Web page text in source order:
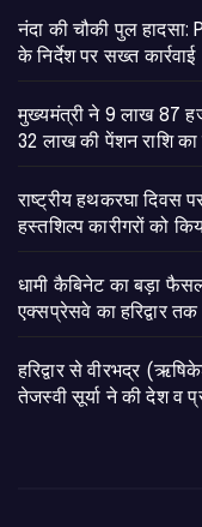
नंदा की चौकी पुल हादसा:
के निर्देश पर सख्त कार्रवाई
मुख्यमंत्री ने 9 लाख 87
32 लाख की पेंशन राशि का
राष्ट्रीय हथकरघा दिवस
हस्तशिल्प कारीगरों को
​धामी कैबिनेट का बड़ा
एक्सप्रेसवे का हरिद्वार तक
​हरिद्वार से वीरभद्र
तेजस्वी सूर्या ने की देश व